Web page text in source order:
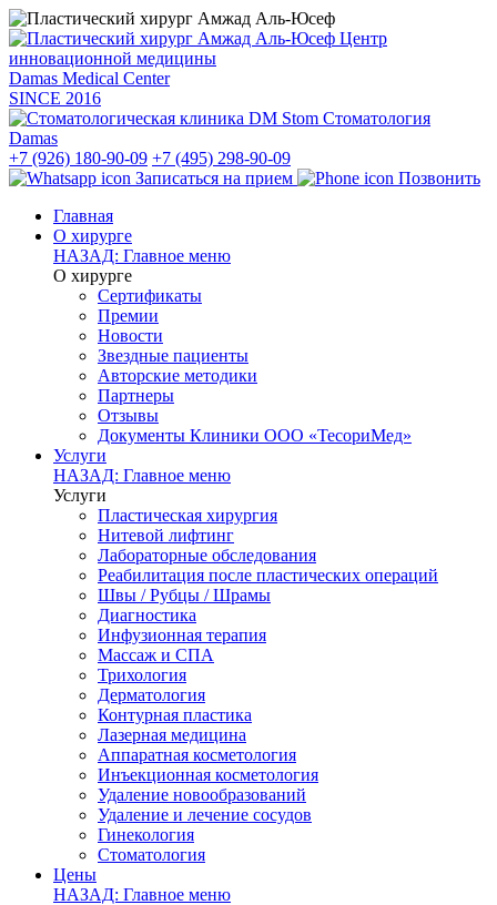
Центр
инновационной медицины
Damas Medical Center
SINCE 2016
Стоматология
Damas
+7 (926) 180-90-09 +7 (495) 298-90-09
Записаться на прием
Позвонить
Главная
О хирурге
НАЗАД: Главное меню
О хирурге
Сертификаты
Премии
Новости
Звездные пациенты
Авторские методики
Партнеры
Отзывы
Документы Клиники ООО «ТесориМед»
Услуги
НАЗАД: Главное меню
Услуги
Пластическая хирургия
Нитевой лифтинг
Лабораторные обследования
Реабилитация после пластических операций
Швы / Рубцы / Шрамы
Диагностика
Инфузионная терапия
Массаж и СПА
Трихология
Дерматология
Контурная пластика
Лазерная медицина
Аппаратная косметология
Инъекционная косметология
Удаление новообразований
Удаление и лечение сосудов
Гинекология
Стоматология
Цены
НАЗАД: Главное меню